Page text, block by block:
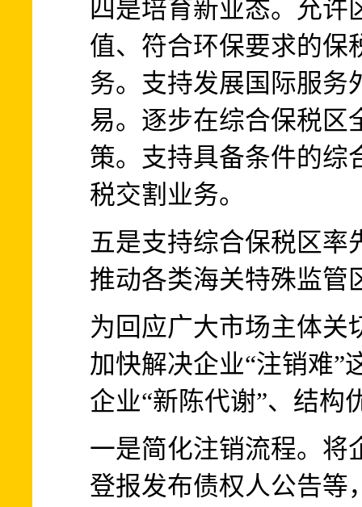
四是培育新业态。允许
值、符合环保要求的保
务。支持发展国际服务
易。逐步在综合保税区
策。支持具备条件的综
税交割业务。
五是支持综合保税区率
推动各类海关特殊监管
为回应广大市场主体关
加快解决企业“注销难”
企业“新陈代谢”、结构
一是简化注销流程。将
登报发布债权人公告等